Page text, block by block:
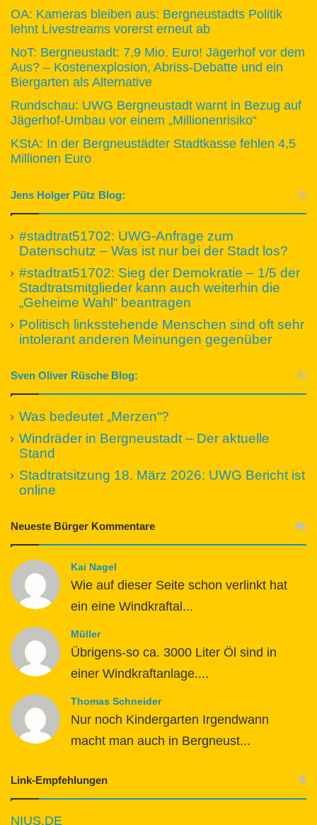
OA: Kameras bleiben aus: Bergneustadts Politik
lehnt Livestreams vorerst erneut ab
NoT: Bergneustadt: 7,9 Mio. Euro! Jägerhof vor dem
Aus? – Kostenexplosion, Abriss-Debatte und ein
Biergarten als Alternative
Rundschau: UWG Bergneustadt warnt in Bezug auf
Jägerhof-Umbau vor einem „Millionenrisiko“
KStA: In der Bergneustädter Stadtkasse fehlen 4,5
Millionen Euro
Jens Holger Pütz Blog:
#stadtrat51702: UWG-Anfrage zum
Datenschutz – Was ist nur bei der Stadt los?
#stadtrat51702: Sieg der Demokratie – 1/5 der
Stadtratsmitglieder kann auch weiterhin die
„Geheime Wahl“ beantragen
Politisch linksstehende Menschen sind oft sehr
intolerant anderen Meinungen gegenüber
Sven Oliver Rüsche Blog:
Was bedeutet „Merzen“?
Windräder in Bergneustadt – Der aktuelle
Stand
Stadtratsitzung 18. März 2026: UWG Bericht ist
online
Neueste Bürger Kommentare
Kai Nagel
Wie auf dieser Seite schon verlinkt hat
ein eine Windkraftal...
Müller
Übrigens-so ca. 3000 Liter Öl sind in
einer Windkraftanlage....
Thomas Schneider
Nur noch Kindergarten Irgendwann
macht man auch in Bergneust...
Link-Empfehlungen
NIUS.DE